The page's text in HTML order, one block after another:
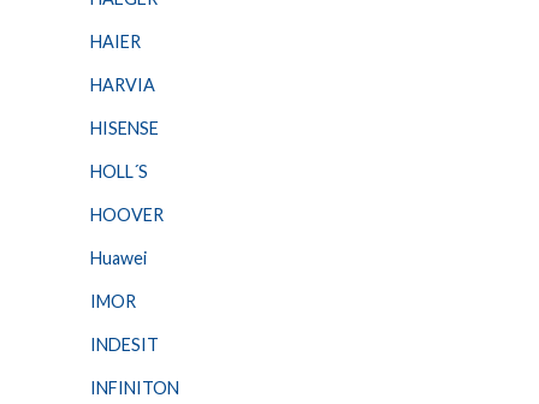
HAIER
HARVIA
HISENSE
HOLL´S
HOOVER
Huawei
IMOR
INDESIT
INFINITON